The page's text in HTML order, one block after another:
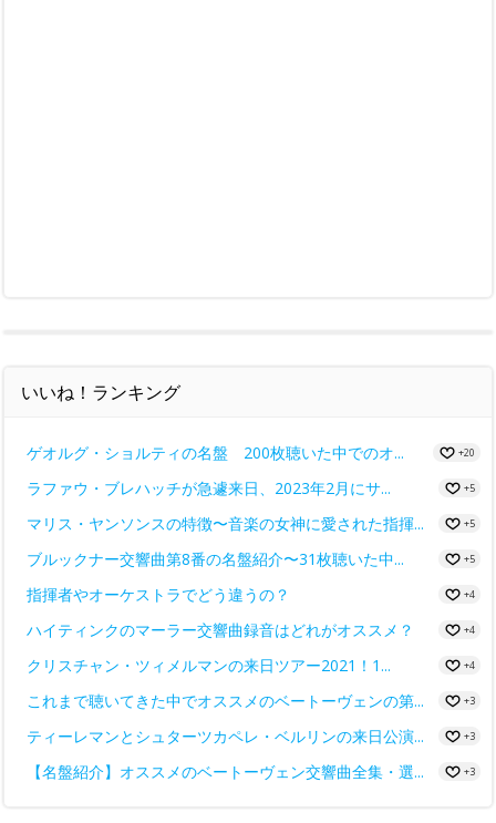
いいね！ランキング
ゲオルグ・ショルティの名盤 200枚聴いた中でのオ... +20
ラファウ・ブレハッチが急遽来日、2023年2月にサ... +5
マリス・ヤンソンスの特徴〜音楽の女神に愛された指揮... +5
ブルックナー交響曲第8番の名盤紹介〜31枚聴いた中... +5
指揮者やオーケストラでどう違うの？ +4
ハイティンクのマーラー交響曲録音はどれがオススメ？ +4
クリスチャン・ツィメルマンの来日ツアー2021！1... +4
これまで聴いてきた中でオススメのベートーヴェンの第... +3
ティーレマンとシュターツカペレ・ベルリンの来日公演... +3
【名盤紹介】オススメのベートーヴェン交響曲全集・選... +3